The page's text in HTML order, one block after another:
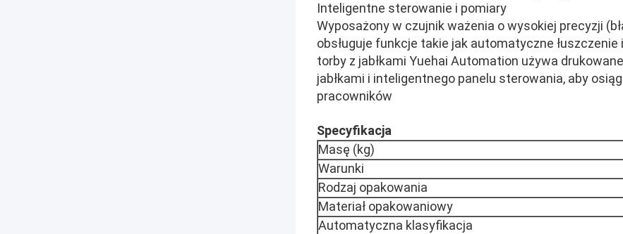
Inteligentne sterowanie i pomiary
Wyposażony w czujnik ważenia o wysokiej precyzji
obsługuje funkcje takie jak automatyczne
torby z jabłkami Yuehai Automation używa
jabłkami i inteligentnego panelu sterowania, aby
pracowników
Specyfikacja
Masę (kg)
Warunki
Rodzaj opakowania
Materiał opakowaniowy
Automatyczna klasyfikacja